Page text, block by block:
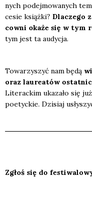
nych podej­mo­wa­nych
ce­sie książ­ki? Dla­cze­go
cow­ni oka­że się w tym
tym jest ta audy­cja.
Towa­rzy­szyć nam będą
oraz lau­re­atów
Lite­rac­kim uka­za­ło się
poetyc­kie. Dzi­siaj
Zgłoś się do